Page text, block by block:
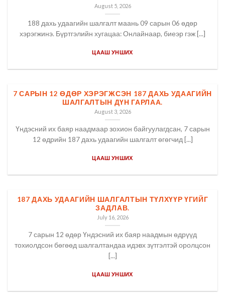
August 5, 2026
188 дахь удаагийн шалгалт маань 09 сарын 06 өдөр
хэрэгжинэ. Бүртгэлийн хугацаа: Онлайнаар, биеэр гэж [...]
ЦААШ УНШИХ
7 САРЫН 12 ӨДӨР ХЭРЭГЖСЭН 187 ДАХЬ УДААГИЙН
ШАЛГАЛТЫН ДҮН ГАРЛАА.
August 3, 2026
Үндэсний их баяр наадмаар зохион байгуулагдсан, 7 сарын
12 өдрийн 187 дахь удаагийн шалгалт өгөгчид [...]
ЦААШ УНШИХ
187 ДАХЬ УДААГИЙН ШАЛГАЛТЫН ТҮЛХҮҮР ҮГИЙГ
ЗАДЛАВ.
July 16, 2026
7 сарын 12 өдөр Үндэсний их баяр наадмын өдрүүд
тохиолдсон бөгөөд шалгалтандаа идэвх зүтгэлтэй оролцсон
[...]
ЦААШ УНШИХ